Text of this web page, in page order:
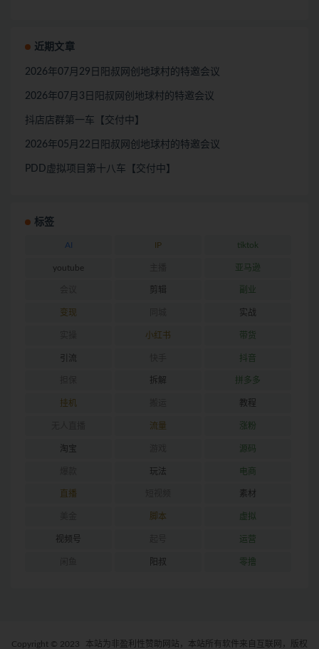
近期文章
2026年07月29日阳叔网创地球村的特邀会议
2026年07月3日阳叔网创地球村的特邀会议
抖店店群第一车【交付中】
2026年05月22日阳叔网创地球村的特邀会议
PDD虚拟项目第十八车【交付中】
标签
AI IP tiktok
youtube 亚马逊
剪辑 副业
变现 实战
小红书 带货
引流 抖音
拆解 拼多多
挂机 教程
流量 涨粉
淘宝 源码
玩法 电商
直播 素材
脚本 虚拟
视频号 运营
阳叔 零撸
Copyright © 2023 本站为非盈利性赞助网站，本站所有软件来自互联网，版权